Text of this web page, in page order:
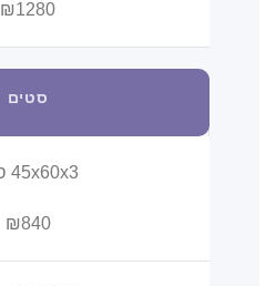
₪1280
סטים
45x60x3 ס”מ
₪840